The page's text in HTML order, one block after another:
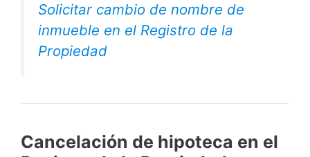
Solicitar cambio de nombre de
inmueble en el Registro de la
Propiedad
Cancelación de hipoteca en el